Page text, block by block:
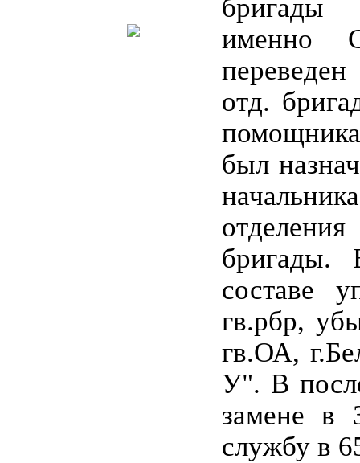
именно
отд.
был
бригады.
составе
гв.рбр,
гв.ОА,
У". В
замене в
службу в